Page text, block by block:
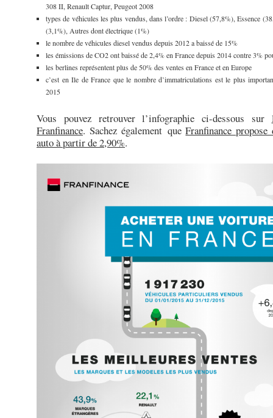
308 II, Renault Captur, Peugeot 2008
types de véhicules les plus vendus, dans l’ordre : Diesel (57,8%), Essence
(3,1%), Autres dont électrique (1%)
le nombre de véhicules diesel vendus depuis 2012 a baissé de 15%
les émissions de CO2 ont baissé de 2,4% en France depuis 2014 contre 3%
les berlines représentent plus de 50% des ventes en France et en Europe
c’est en Ile de France que le nombre d’immatriculations est le plus
2015
Vous pouvez retrouver l’infographie ci-dessous sur
Franfinance. Sachez également queFranfinance
auto à partir de 2,90%.